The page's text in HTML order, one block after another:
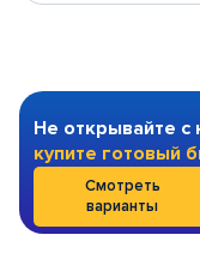
Не открывайте с
купите готовый
Смотреть
варианты